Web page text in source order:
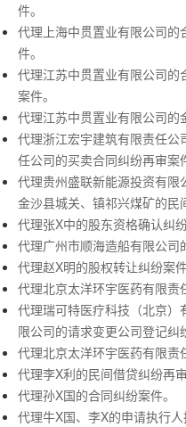
件。
代理上海中贯置业有限公司
件。
代理江苏中贯置业有限公司
案件。
代理江苏中贯置业有限公司的
代理浙江宏宇建筑有限责任
任公司的买卖合同纠纷再审案
代理贵州盛联新能源投资有
金沙县城关、镇祁兴煤矿的民
代理张X中的股东资格确认纠纷
代理广州市顺海造船有限公司
代理赵X明的股权转让纠纷案件
代理北京太洋环宇医药有限责
代理瑞可特医疗科技（北京
限公司的请求变更公司登记纠
代理北京太洋环宇医药有限责
代理李X利的民间借贷纠纷再审
代理孙X国的合同纠纷案件。
代理牛X国、李X的申请执行人